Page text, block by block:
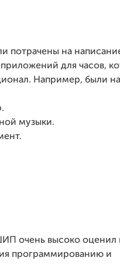
потрачены на
для часов,
Например, были
музыки.
очень высоко оценил
программированию и